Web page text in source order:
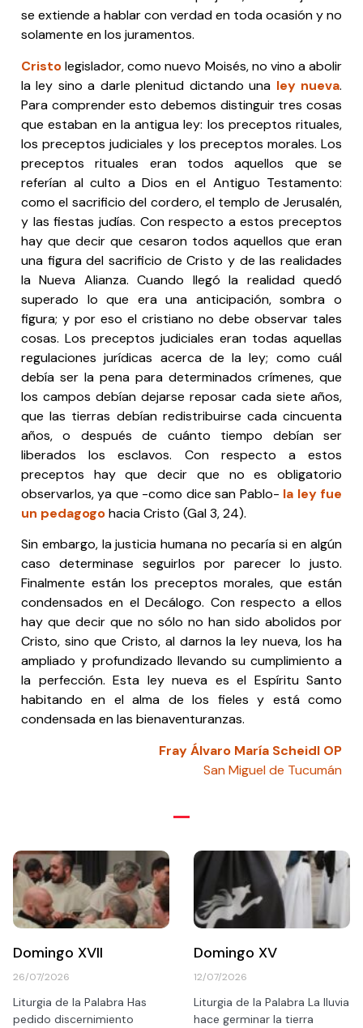
se extiende a hablar con verdad en toda ocasión y no
solamente en los juramentos.
Cristolegislador, como nuevo Moisés, no vino a abolir
la ley sino a darle plenitud dictando una ley nueva.
Para comprender esto debemos distinguir tres cosas
que estaban en la antigua ley: los preceptos rituales,
los preceptos judiciales y los preceptos morales. Los
preceptos rituales eran todos aquellos que se
referían al culto a Dios en el Antiguo Testamento:
como el sacrificio del cordero, el templo de Jerusalén,
y las fiestas judías. Con respecto a estos preceptos
hay que decir que cesaron todos aquellos que eran
una figura del sacrificio de Cristo y de las realidades
la Nueva Alianza. Cuando llegó la realidad quedó
superado lo que era una anticipación, sombra o
figura; y por eso el cristiano no debe observar tales
cosas. Los preceptos judiciales eran todas aquellas
regulaciones jurídicas acerca de la ley; como cuál
debía ser la pena para determinados crímenes, que
los campos debían dejarse reposar cada siete años,
que las tierras debían redistribuirse cada cincuenta
años, o después de cuánto tiempo debían ser
liberados los esclavos. Con respecto a estos
preceptos hay que decir que no es obligatorio
observarlos, ya que -como dice san Pablo- la ley fue
un pedagogohacia Cristo (Gal 3, 24).
Sin embargo, la justicia humana no pecaría si en algún
caso determinase seguirlos por parecer lo justo.
Finalmente están los preceptos morales, que están
condensados en el Decálogo. Con respecto a ellos
hay que decir que no sólo no han sido abolidos por
Cristo, sino que Cristo, al darnos la ley nueva, los ha
ampliado y profundizado llevando su cumplimiento a
la perfección. Esta ley nueva es el Espíritu Santo
habitando en el alma de los fieles y está como
condensada en las bienaventuranzas.
Fray Álvaro María Scheidl OP
San Miguel de Tucumán
Domingo XVII
26/07/2026
Liturgia de la Palabra Has
pedido discernimiento
Domingo XV
12/07/2026
Liturgia de la Palabra La lluvia
hace germinar la tierra